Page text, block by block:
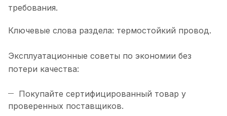
требования.
Ключевые слова раздела: термостойкий провод.
Эксплуатационные советы по экономии без
потери качества:
Покупайте сертифицированный товар у
проверенных поставщиков.